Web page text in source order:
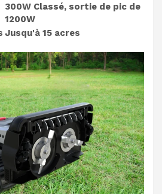
300W Classé, sortie de pic de
1200W
Jusqu'à 15 acres